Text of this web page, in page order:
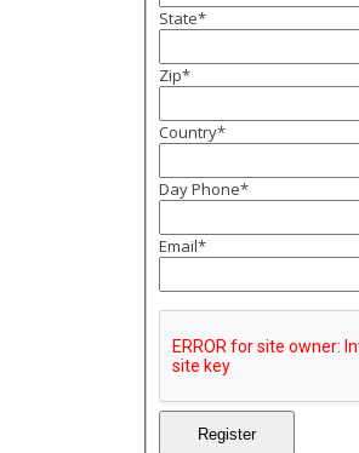
State*
Zip*
Country*
Day Phone*
Email*